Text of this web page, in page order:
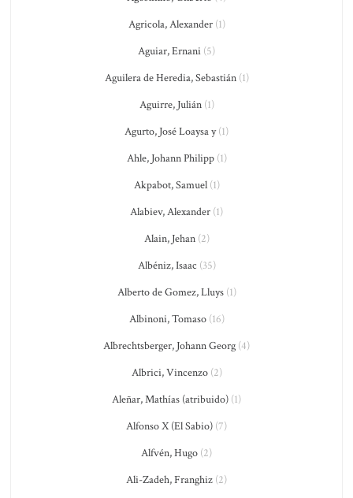
Agricola, Alexander(1)
Aguiar, Ernani (5)
Aguilera de Heredia, Sebastián(1)
Aguirre, Julián(1)
Agurto, José Loaysa y(1)
Ahle, Johann Philipp(1)
Akpabot, Samuel(1)
Alabiev, Alexander (1)
Alain, Jehan(2)
Albéniz, Isaac (35)
Alberto de Gomez, Lluys(1)
Albinoni, Tomaso(16)
Albrechtsberger, Johann Georg (4)
Albrici, Vincenzo(2)
Aleñar, Mathías (atribuido) (1)
Alfonso X (El Sabio) (7)
Alfvén, Hugo (2)
Ali-Zadeh, Franghiz (2)